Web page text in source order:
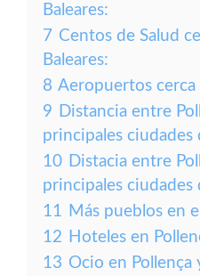
Baleares:
7 Centos de Salud
Baleares:
8 Aeropuertos cerca
9 Distancia entre
principales ciudades
10 Distacia entre
principales ciudades
11 Más pueblos en
12 Hoteles en
13 Ocio en Pollença